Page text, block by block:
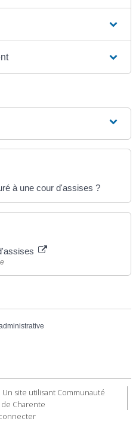
à une cour d'assises ?
site utilisant Communauté
Charente